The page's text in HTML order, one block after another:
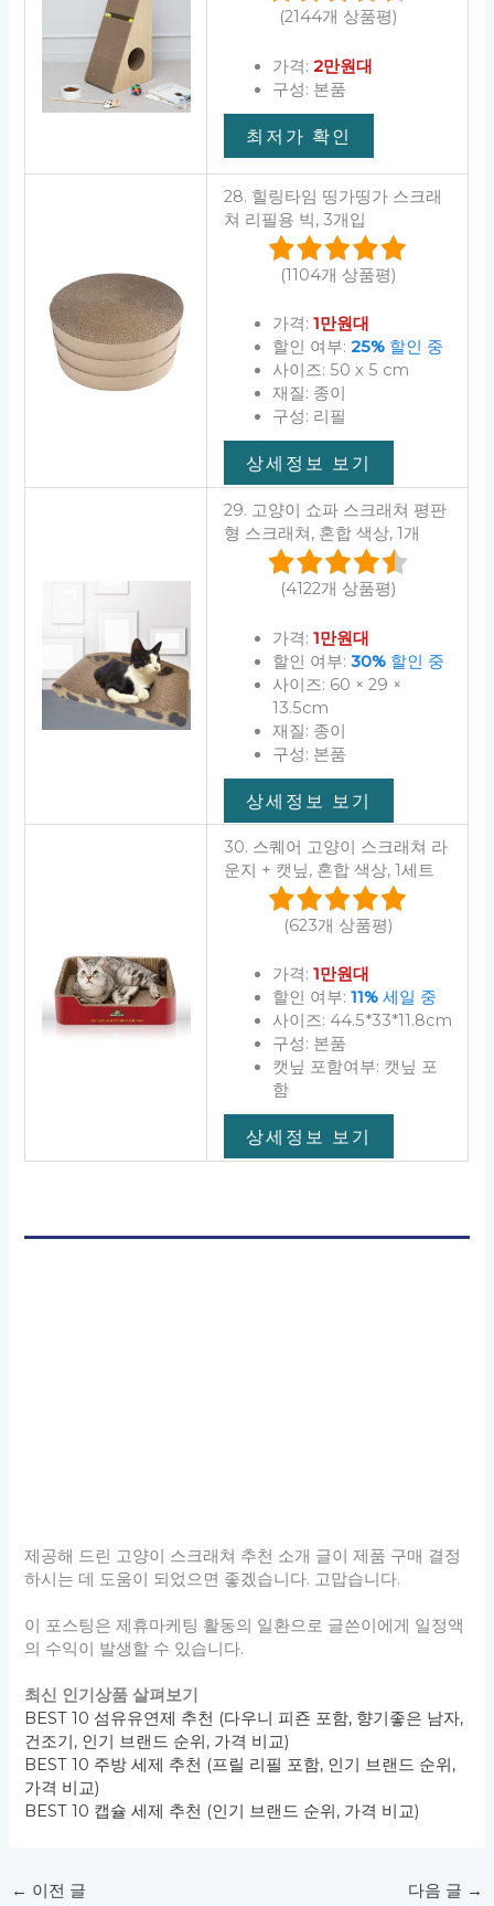
(2144개 상품평)
가격: 2만원대
구성: 본품
최저가 확인
28. 힐링타임 띵가띵가 스크래
쳐 리필용 빅, 3개입
(1104개 상품평)
가격: 1만원대
할인 여부: 25%할인 중
사이즈: 50 x 5 cm
재질: 종이
구성: 리필
상세정보 보기
29. 고양이 쇼파 스크래쳐 평판
형 스크래쳐, 혼합 색상, 1개
(4122개 상품평)
가격: 1만원대
할인 여부: 30%할인 중
사이즈: 60 × 29 ×
13.5cm
재질: 종이
구성: 본품
상세정보 보기
30. 스퀘어 고양이 스크래쳐 라
운지 + 캣닢, 혼합 색상, 1세트
(623개 상품평)
가격: 1만원대
할인 여부: 11%세일 중
사이즈: 44.5*33*11.8cm
구성: 본품
캣닢 포함여부: 캣닢 포
함
상세정보 보기
제공해 드린 고양이 스크래쳐 추천 소개 글이 제품 구매 결정
하시는 데 도움이 되었으면 좋겠습니다. 고맙습니다.
이 포스팅은 제휴마케팅 활동의 일환으로 글쓴이에게 일정액
의 수익이 발생할 수 있습니다.
최신 인기상품 살펴보기
BEST 10 섬유유연제 추천 (다우니 피죤 포함, 향기좋은 남자,
건조기, 인기 브랜드 순위, 가격 비교)
BEST 10 주방 세제 추천 (프릴 리필 포함, 인기 브랜드 순위,
가격 비교)
BEST 10 캡슐 세제 추천 (인기 브랜드 순위, 가격 비교)
← 이전 글 다음 글 →